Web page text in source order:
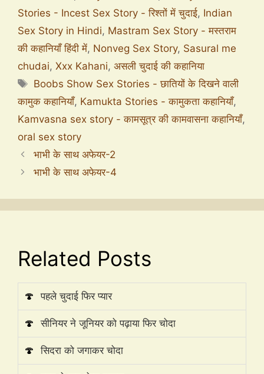
Stories - Incest Sex Story - रिश्तों में चुदाई, Indian
Sex Story in Hindi, Mastram Sex Story - मस्तराम
की कहानियाँ हिंदी में, Nonveg Sex Story, Sasural me
chudai, Xxx Kahani, असली चुदाई की कहानिया
Boobs Show Sex Stories - छातियों के दिखने वाली
कामुक कहानियाँ, Kamukta Stories - कामुकता कहानियाँ,
Kamvasna sex story - कामसूत्र की कामवासना कहानियाँ,
oral sex story
भाभी के साथ अफेयर-2
भाभी के साथ अफेयर-4
Related Posts
🍄 पहले चुदाई फिर प्यार
🍄 सीनियर ने जूनियर को पढ़ाया फिर चोदा
🍄 सिदरा को जगाकर चोदा